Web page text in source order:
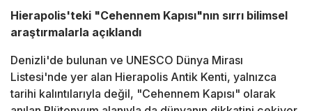
Hierapolis'teki "Cehennem Kapısı"nın sırrı bilimsel
araştırmalarla açıklandı
Denizli'de bulunan ve UNESCO Dünya Mirası
Listesi'nde yer alan Hierapolis Antik Kenti, yalnızca
tarihi kalıntılarıyla değil, "Cehennem Kapısı" olarak